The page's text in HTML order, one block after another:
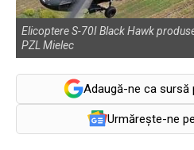
Elicoptere S-70I Black Hawk
PZL Mielec
Adaugă-ne ca sursă
Urmărește-ne